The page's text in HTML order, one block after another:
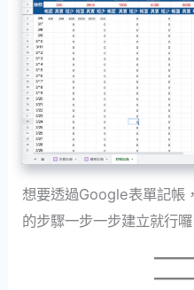
想要透過Google表單記帳
的步驟一步一步建立就行